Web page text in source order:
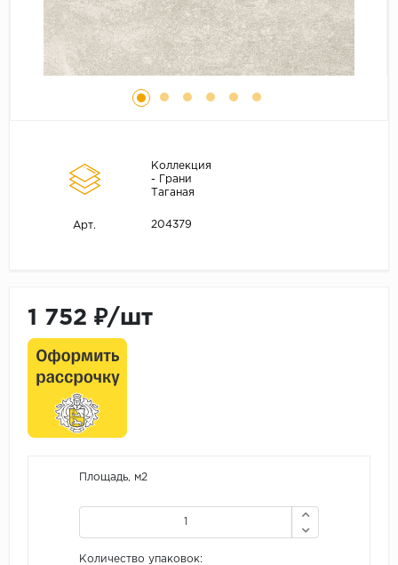
Коллекция
- Грани
Таганая
Арт. 204379
1 752 ₽/шт
Площадь, м2
Количество упаковок: